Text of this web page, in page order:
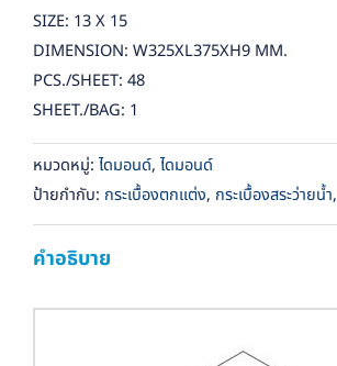
SIZE: 13 X 15
DIMENSION: W325XL375XH9 MM.
PCS./SHEET: 48
SHEET./BAG: 1
หมวดหมู่: ไดมอนด์, ไดมอนด์
ป้ายกำกับ: กระเบื้องตกแต่ง, กระเบื้องสระว่ายน้ำ,
คำอธิบาย